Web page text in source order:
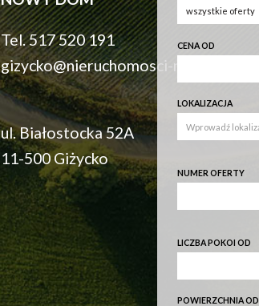
CENA OD
250 000 zł
400 000 zł
LOKALIZACJA
NUMER OFERTY
LICZBA POKOI OD
POWIERZCHNIA OD
Tel. 517 520 191
gizycko@nieruchomosci-nowydom.pl
ul. Białostocka 52A
11-500 Giżycko